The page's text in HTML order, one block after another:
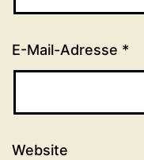
E-Mail-Adresse *
Website